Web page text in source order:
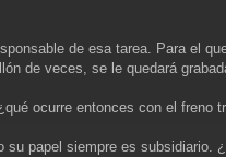
de esa tarea. Para el
de veces, se le quedará
ocurre entonces con el freno
papel siempre es